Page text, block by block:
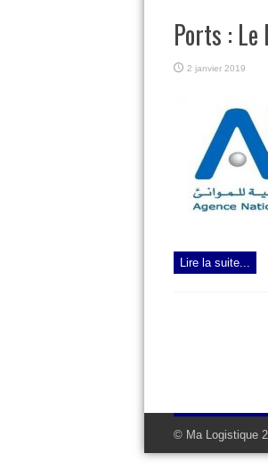
Ports :
2 janvier 2019
Lire la suite...
© Ma Logistique